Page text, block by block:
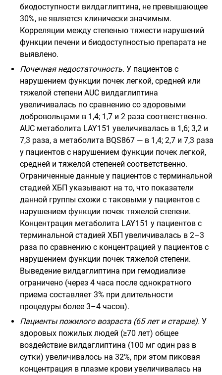
биодоступности вилдаглиптина, не превышающее
30%, не является клинически значимым.
Корреляции между степенью тяжести нарушений
функции печени и биодоступностью препарата не
выявлено.
Почечная недостаточность. У пациентов с
нарушением функции почек легкой, средней или
тяжелой степени AUC вилдаглиптина
увеличивалась по сравнению со здоровыми
добровольцами в 1,4; 1,7 и 2 раза соответственно.
AUC метаболита LAY151 увеличивалась в 1,6; 3,2 и
7,3 раза, а метаболита BQS867 — в 1,4; 2,7 и 7,3 раза
у пациентов с нарушением функции почек легкой,
средней и тяжелой степеней соответственно.
Ограниченные данные у пациентов с терминальной
стадией ХБП указывают на то, что показатели
данной группы схожи с таковыми у пациентов с
нарушением функции почек тяжелой степени.
Концентрация метаболита LAY151 у пациентов с
терминальной стадией ХБП увеличивалась в 2–3
раза по сравнению с концентрацией у пациентов с
нарушением функции почек тяжелой степени.
Выведение вилдаглиптина при гемодиализе
ограничено (через 4 часа после однократного
приема составляет 3% при длительности
процедуры более 3–4 часов).
Пациенты пожилого возраста (65 лет и старше). У
здоровых пожилых людей (≥70 лет) общее
воздействие вилдаглиптина (100 мг один раз в
сутки) увеличивалось на 32%, при этом пиковая
концентрация в плазме крови увеличивалась на